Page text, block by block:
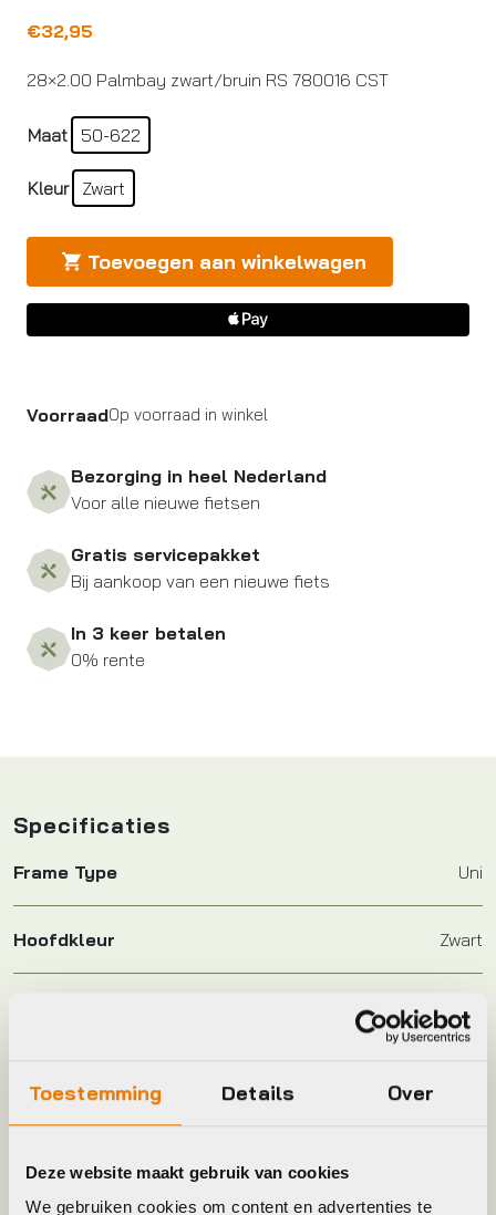
Toestemming Details Over
Deze website maakt gebruik van cookies
We gebruiken cookies om content en advertenties te
€32,95
28×2.00 Palmbay zwart/bruin RS 780016 CST
Maat 50-622
Kleur Zwart
Toevoegen aan winkelwagen
VoorraadOp voorraad in winkel
Bezorging in heel Nederland
Voor alle nieuwe fietsen
Gratis servicepakket
Bij aankoop van een nieuwe fiets
In 3 keer betalen
0% rente
Specificaties
Frame Type Uni
Hoofdkleur Zwart
BAND
Plaatsbepaling